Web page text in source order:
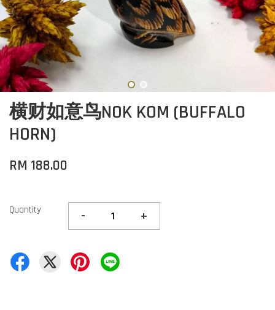
横财如意鸟NOK KOM (BUFFALO
HORN)
RM 188.00
Quantity - +